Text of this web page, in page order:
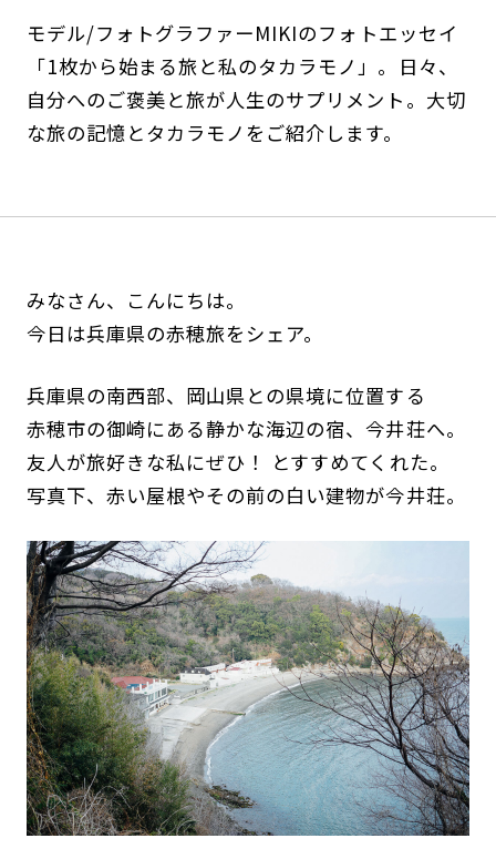
モデル/フォトグラファーMIKIのフォトエッセイ
「1枚から始まる旅と私のタカラモノ」。日々、
自分へのご褒美と旅が人生のサプリメント。大切
な旅の記憶とタカラモノをご紹介します。
みなさん、こんにちは。
今日は兵庫県の赤穂旅をシェア。
兵庫県の南西部、岡山県との県境に位置する
赤穂市の御崎にある静かな海辺の宿、今井荘へ。
友人が旅好きな私にぜひ！ とすすめてくれた。
写真下、赤い屋根やその前の白い建物が今井荘。